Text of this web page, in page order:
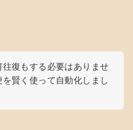
往復もする必要はありませ
賢く使って自動化しまし